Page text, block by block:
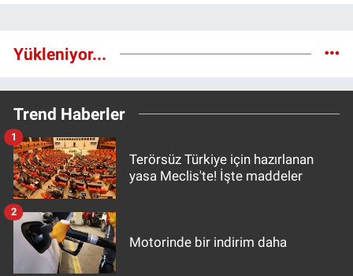
Yükleniyor...
Trend Haberler
Terörsüz Türkiye için hazırlanan
yasa Meclis'te! İşte maddeler
1
Motorinde bir indirim daha
2